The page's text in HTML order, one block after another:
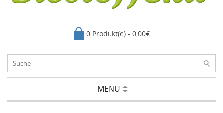
0 Produkt(e) - 0,00€
MENU